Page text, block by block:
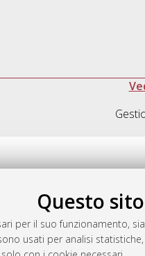
Questo
per il suo funzionamento,
usati per analisi
10.17616/R3P19R
e gestito da
AlmaDL